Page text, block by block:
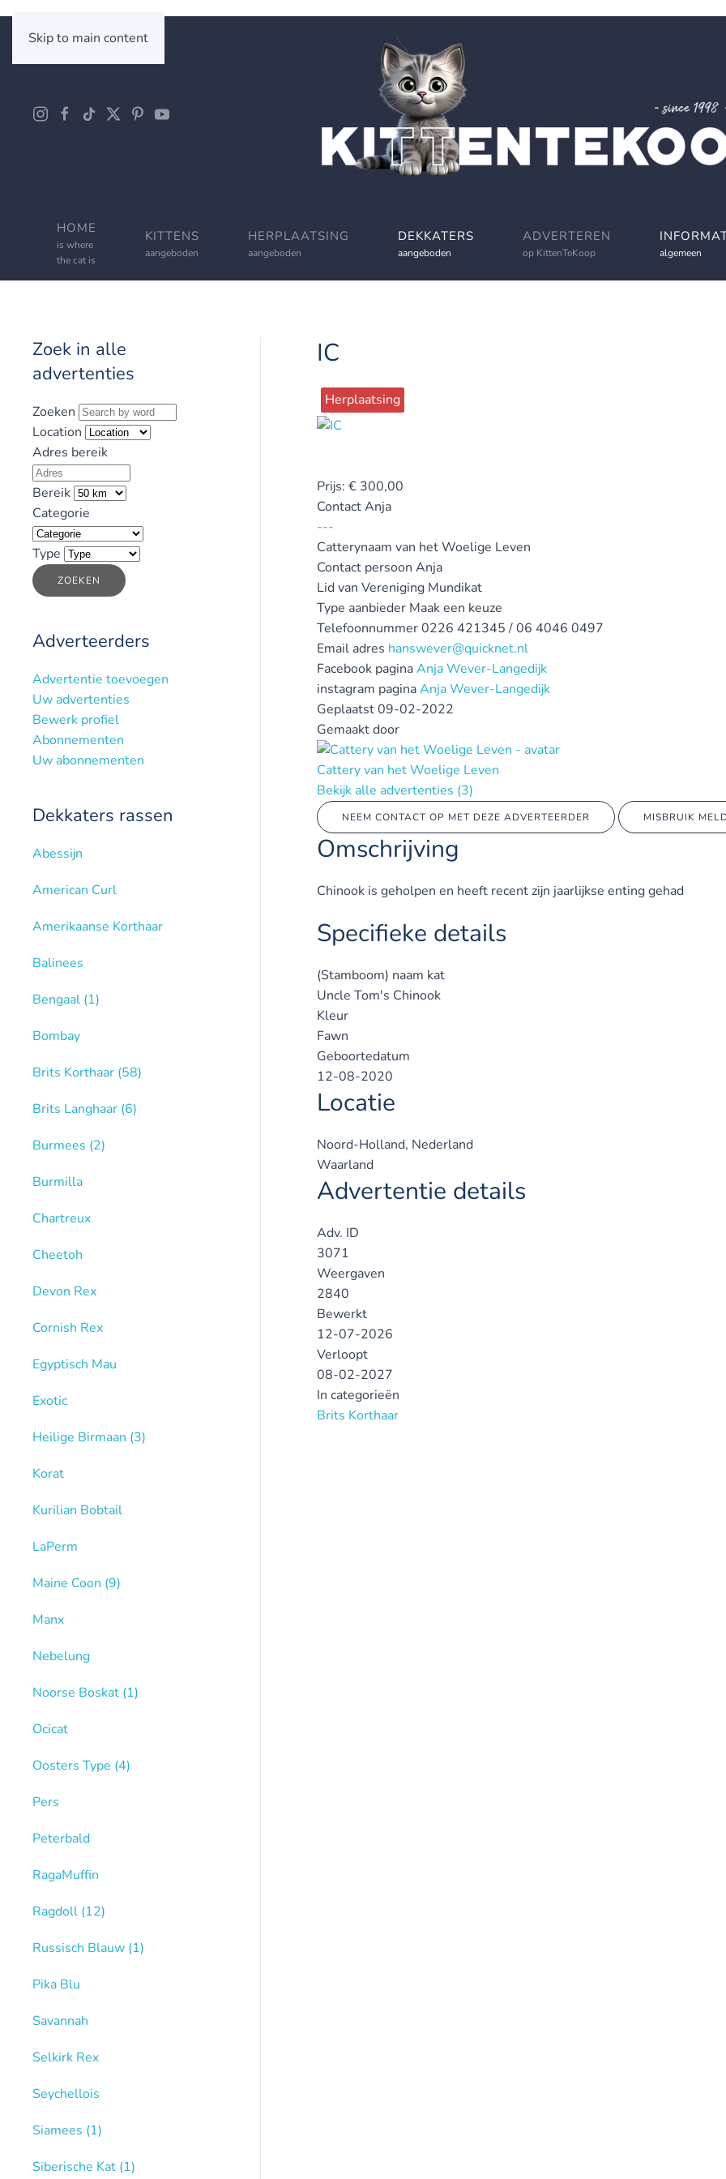
Skip to main content
HOME
is where
the cat is
KITTENS
aangeboden
HERPLAATSING
aangeboden
DEKKATERS
aangeboden
ADVERTEREN
op KittenTeKoop algemeen
IC
Herplaatsing
Prijs: € 300,00
ContactAnja
---
Catterynaam van het Woelige Leven
Contact persoon Anja
Lid van Vereniging Mundikat
Type aanbieder Maak een keuze
Telefoonnummer0226 421345 / 06 4046 0497
Email adres hanswever@quicknet.nl
Facebook paginaAnja Wever-Langedijk
instagram paginaAnja Wever-Langedijk
Geplaatst09-02-2022
Gemaakt door
Cattery van het Woelige Leven
Bekijk alle advertenties (3)
NEEM CONTACT OP MET DEZE ADVERTEERDER MISBRUIK
Omschrijving
Chinook is geholpen en heeft recent zijn jaarlijkse enting gehad
Specifieke details
(Stamboom) naam kat
Uncle Tom's Chinook
Kleur
Fawn
Geboortedatum
12-08-2020
Locatie
Noord-Holland, Nederland
Waarland
Advertentie details
Adv. ID
3071
Weergaven
2840
Bewerkt
12-07-2026
Verloopt
08-02-2027
In categorieën
Brits Korthaar
Zoek in alle
advertenties
Zoeken
Location
Adres bereik
Bereik
Categorie
Type
ZOEKEN
Adverteerders
Advertentie toevoegen
Uw advertenties
Bewerk profiel
Abonnementen
Uw abonnementen
Dekkaters rassen
Abessijn
American Curl
Amerikaanse Korthaar
Balinees
Bengaal (1)
Bombay
Brits Korthaar (58)
Brits Langhaar (6)
Burmees (2)
Burmilla
Chartreux
Cheetoh
Devon Rex
Cornish Rex
Egyptisch Mau
Exotic
Heilige Birmaan (3)
Korat
Kurilian Bobtail
LaPerm
Maine Coon (9)
Manx
Nebelung
Noorse Boskat (1)
Ocicat
Oosters Type (4)
Pers
Peterbald
RagaMuffin
Ragdoll (12)
Russisch Blauw (1)
Pika Blu
Savannah
Selkirk Rex
Seychellois
Siamees (1)
Siberische Kat (1)